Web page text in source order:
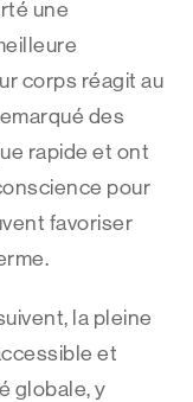
une
corps réagit au
des
rapide et ont
pour
favoriser
la pleine
et
globale, y